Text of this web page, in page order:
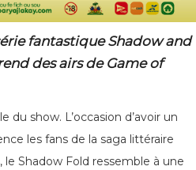
fantastique Shadow and
des airs de Game of
show. L’occasion d’avoir un
les fans de la saga littéraire
le Shadow Fold ressemble à une